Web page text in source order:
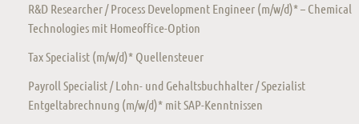
R&D Researcher / Process Development Engineer (m/w/d)* – Chemical
Technologies mit Homeoffice-Option
Tax Specialist (m/w/d)* Quellensteuer
Payroll Specialist / Lohn- und Gehaltsbuchhalter / Spezialist
Entgeltabrechnung (m/w/d)* mit SAP-Kenntnissen